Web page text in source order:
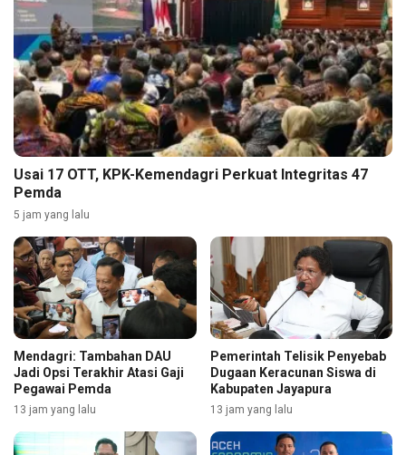
Usai 17 OTT, KPK-Kemendagri Perkuat Integritas 47
Pemda
5 jam yang lalu
Mendagri: Tambahan DAU
Jadi Opsi Terakhir Atasi Gaji
Pegawai Pemda
13 jam yang lalu
Pemerintah Telisik Penyebab
Dugaan Keracunan Siswa di
Kabupaten Jayapura
13 jam yang lalu